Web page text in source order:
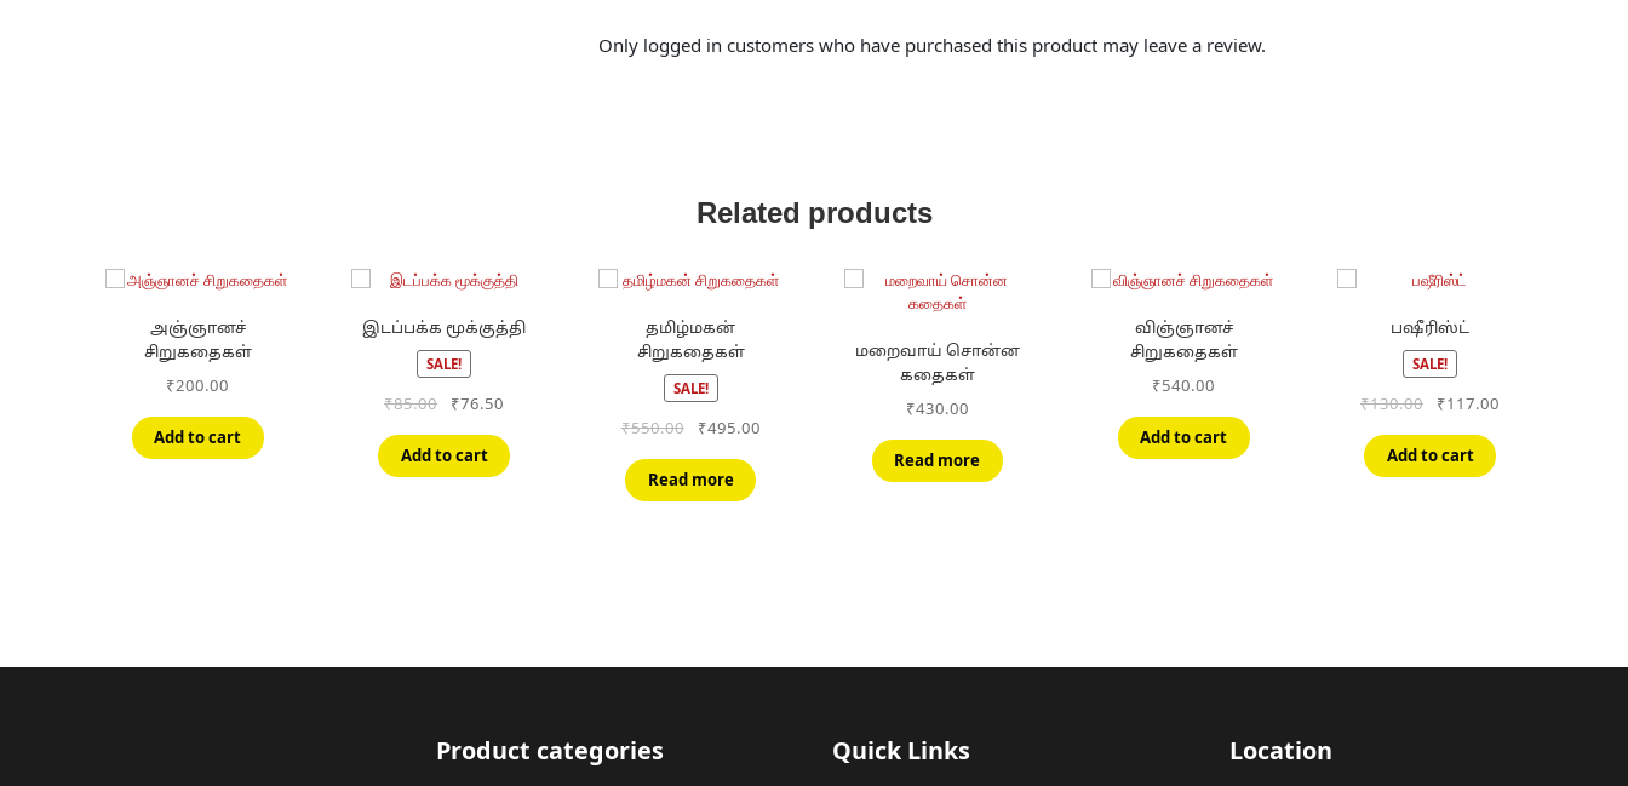
Only logged in customers who have purchased this product may leave a review.
Related products
அஞ்ஞானச்
சிறுகதைகள்
₹200.00
Add to cart
இடப்பக்க மூக்குத்தி
SALE!
₹85.00
Original
was:
₹85.00.
₹76.50
is:
₹76.50.
Add to cart
தமிழ்மகன்
சிறுகதைகள்
SALE!
₹550.00
Original
was:
₹550.00.
₹495.00Current
Read more
மறைவாய் சொன்ன
கதைகள்
₹430.00
Read more
விஞ்ஞானச்
சிறுகதைகள்
₹540.00
Add to cart
பஷீரிஸ்ட்
SALE!
₹130.00
Original
was:
₹130.00.
₹117.00
Add to cart
Product categories Quick Links Location